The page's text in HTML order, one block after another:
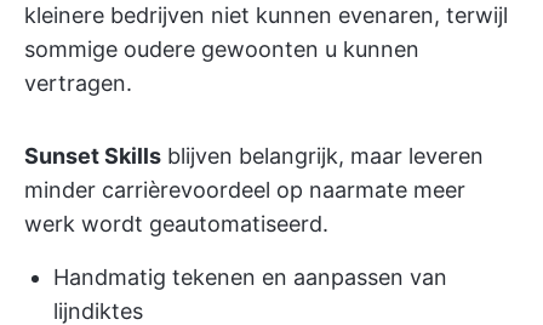
kleinere bedrijven niet kunnen evenaren, terwijl
sommige oudere gewoonten u kunnen
vertragen.
Sunset Skills blijven belangrijk, maar leveren
minder carrièrevoordeel op naarmate meer
werk wordt geautomatiseerd.
Handmatig tekenen en aanpassen van
lijndiktes